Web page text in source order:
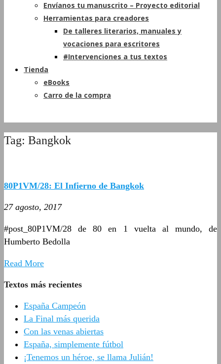
Envíanos tu manuscrito – Proyecto editorial
Herramientas para creadores
De talleres literarios, manuales y
vocaciones para escritores
#Intervenciones a tus textos
Tienda
eBooks
Carro de la compra
Tag: Bangkok
80P1VM/28: El Infierno de Bangkok
27 agosto, 2017
#post_80P1VM/28 de 80 en 1 vuelta al mundo, de
Humberto Bedolla
Read More
Textos más recientes
España Campeón
La Final más querida
Con las venas abiertas
España, simplemente fútbol
¡Tenemos un héroe, se llama Julián!